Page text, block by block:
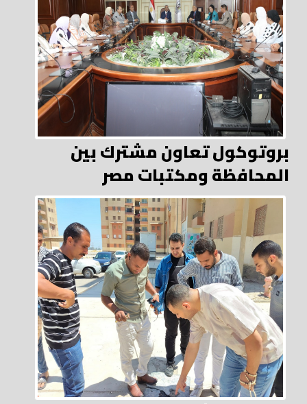
بروتوكول تعاون مشترك بين
المحافظة ومكتبات مصر